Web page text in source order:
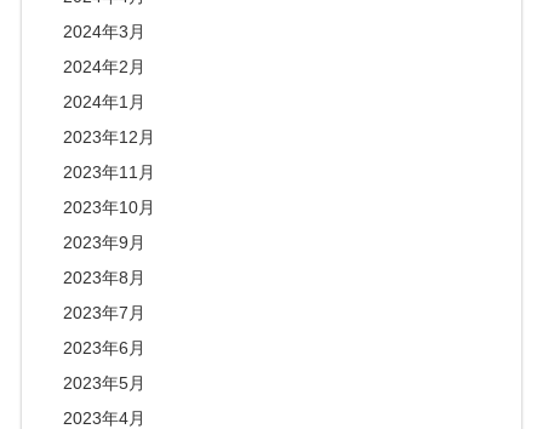
2024年3月
2024年2月
2024年1月
2023年12月
2023年11月
2023年10月
2023年9月
2023年8月
2023年7月
2023年6月
2023年5月
2023年4月